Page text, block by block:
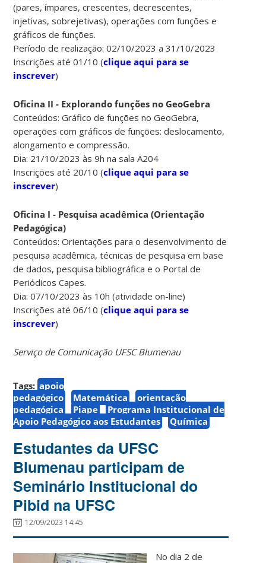
(pares, ímpares, crescentes, decrescentes,
injetivas, sobrejetivas), operações com funções e
gráficos de funções.
Período de realização: 02/10/2023 a 31/10/2023
Inscrições até 01/10 (clique aqui para se
inscrever)
Oficina II - Explorando funções no GeoGebra
Conteúdos: Gráfico de funções no GeoGebra,
operações com gráficos de funções: deslocamento,
alongamento e compressão.
Dia: 21/10/2023 às 9h na sala A204
Inscrições até 20/10 (clique aqui para se
inscrever)
Oficina I - Pesquisa acadêmica (Orientação
Pedagógica)
Conteúdos: Orientações para o desenvolvimento de
pesquisa acadêmica, técnicas de pesquisa em base
de dados, pesquisa bibliográfica e o Portal de
Periódicos Capes.
Dia: 07/10/2023 às 10h (atividade on-line)
Inscrições até 06/10 (clique aqui para se
inscrever)
Serviço de Comunicação UFSC Blumenau
Tags: apoio
pedagógico
Matemática
orientação
pedagógica
Piape
Programa Institucional de
Apoio Pedagógico aos Estudantes
Química
Estudantes da UFSC
Blumenau participam de
Seminário Institucional do
Pibid na UFSC
12/09/2023 14:45
No dia 2 de